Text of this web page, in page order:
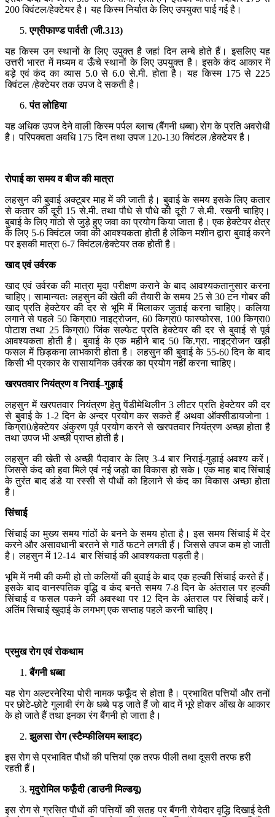
200 क्विंटल/हेक्टेयर है। यह किस्म निर्यात के लिए उपयुक्त पाई गई है।
एग्रीफाण्ड पार्वती(जी.313)
यह किस्म उन स्थानों के लिए उपुक्त है जहां दिन लम्बे होते हैं। इसलिए यह
उत्तरी भारत में मध्यम व ऊँचे स्थानों के लिए उपयुक्त है। इसके कंद आकार में
बड़े एवं कंद का व्यास 5.0 से 6.0 से.मी. होता है। यह किस्म 175 से 225
क्विंटल /हेक्टेयर तक उपज दे सकती है।
पंत लोहिया
यह अधिक उपज देने वाली किस्म पर्पल ब्लाच (बैंगनी धब्बा) रोग के प्रति अवरोधी
है। परिपक्वता अवधि 175 दिन तथा उपज 120-130 क्विंटल /हेक्टेयर है।
रोपाई का समय व बीज की मात्रा
लहसुन की बुवाई अक्टूबर माह में की जाती है। बुवाई के समय इसके लिए कतार
से कतार की दूरी 15 से.मी. तथा पौधे से पौधे की दूरी 7 से.मी. रखनी चाहिए।
बुबाई के लिए गांठो से जुड़े हुए जवा का प्रयोग किया जाता है। एक हेक्टेयर क्षेत्र
के लिए 5-6 क्विंटल जवा की आवश्यकता होती है लेकिन मशीन द्वारा बुवाई करने
पर इसकी मात्रा 6-7 क्विंटल/हेक्टेयर तक होती है।
खाद एवं उर्वरक
खाद एवं उर्वरक की मात्रा मृदा परीक्षण कराने के बाद आवश्यकतानुसार करना
चाहिए। सामान्यतः लहसुन की खेती की तैयारी के समय 25 से 30 टन गोबर की
खाद प्रति हेक्टेयर की दर से भूमि में मिलाकर जुताई करना चाहिए। कलिया
लगाने से पहले 50 किग्रा0 नाइट्रोजन, 60 किग्रा0 फास्फोरस, 100 किग्रा0
पोटाश तथा 25 किग्रा0 जिंक सल्फेट प्रति हेक्टेयर की दर से बुवाई से पूर्व
आवश्यकता होती है। बुवाई के एक महीने बाद 50 कि.ग्रा. नाइट्रोजन खड़ी
फसल में छिड़कना लाभकारी होता है। लहसुन की बुवाई के 55-60 दिन के बाद
किसी भी प्रकार के रासायनिक उर्वरक का प्रयोग नहीं करना चाहिए।
खरपतवार नियंत्रण व निराई–गुड़ाई
लहसुन में खरपतवार नियंत्रण हेतु पेंडीमेथिलीन 3 लीटर प्रति हेक्टेयर की दर
से बुवाई के 1-2 दिन के अन्दर प्रयोग कर सकते हैं अथवा ऑक्सीडायजोना 1
किग्रा0/हेक्टेयर अंकुरण पूर्व प्रयोग करने से खरपतवार नियंत्रण अच्छा होता है
तथा उपज भी अच्छी प्राप्त होती है।
लहसुन की खेती से अच्छी पैदावार के लिए 3-4 बार निराई-गुड़ाई अवश्य करें।
जिससे कंद को हवा मिले एवं नई जड़ो का विकास हो सके। एक माह बाद सिंचाई
के तुरंत बाद डंडे या रस्सी से पौधों को हिलाने से कंद का विकास अच्छा होता
है।
सिंचाई
सिंचाई का मुख्य समय गांठों के बनने के समय होता है। इस समय सिंचाई में देर
करने और असावधानी बरतने से गाठें फटने लगती हैं। जिससे उपज कम हो जाती
है। लहसुन में 12-14 बार सिंचाई की आवश्यकता पड़ती है।
भूमि में नमी की कमी हो तो कलियों की बुवाई के बाद एक हल्की सिंचाई करते हैं।
इसके बाद वानस्पतिक वृद्धि व कंद बनते समय 7-8 दिन के अंतराल पर हल्की
सिंचाई व फसल पकने की अवस्था पर 12 दिन के अंतराल पर सिंचाई करें।
अतिंम सिचाई खुदाई के लगभग् एक सप्ताह पहले करनी चाहिए।
प्रमुख रोग एवं रोकथाम
बैंगनी धब्बा
यह रोग अल्टरनेरिया पोरी नामक फफूँद से होता है। प्रभावित पत्तियों और तनों
पर छोटे-छोटे गुलाबी रंग के धब्बे पड़ जाते हैं जो बाद में भूरे होकर ऑख के आकार
के हो जाते हैं तथा इनका रंग बैंगनी हो जाता है।
झुलसा रोग(स्टैम्फीलियम ब्लाइट)
इस रोग से प्रभावित पौधों की पत्तियां एक तरफ पीली तथा दूसरी तरफ हरी
रहती हैं।
मृदुरोमिल फफूँदी(डाउनी मिल्डयू)
इस रोग से ग्रसित पौधों की पत्तियों की सतह पर बैंगनी रोयेदार वृद्धि दिखाई देती